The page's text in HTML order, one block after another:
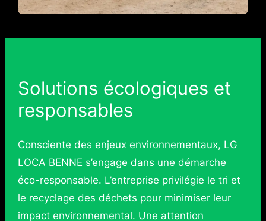
Solutions écologiques et
responsables
Consciente des enjeux environnementaux, LG
LOCA BENNE s’engage dans une démarche
éco-responsable. L’entreprise privilégie le tri et
le recyclage des déchets pour minimiser leur
impact environnemental. Une attention